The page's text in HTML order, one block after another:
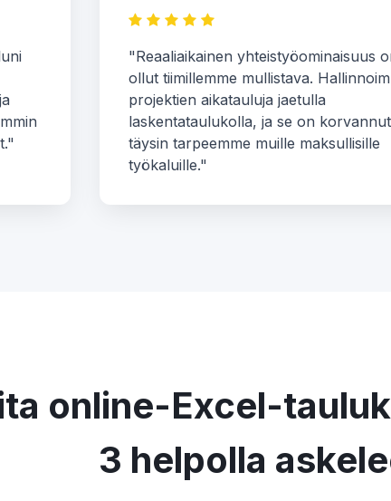
"Reaaliaikainen yhteistyöominaisuus
ollut tiimillemme mullistava.
projektien aikatauluja jaetulla
laskentataulukolla, ja se on korvannut
täysin tarpeemme muille maksullisille
työkaluille."
online-Excel-
3 helpolla